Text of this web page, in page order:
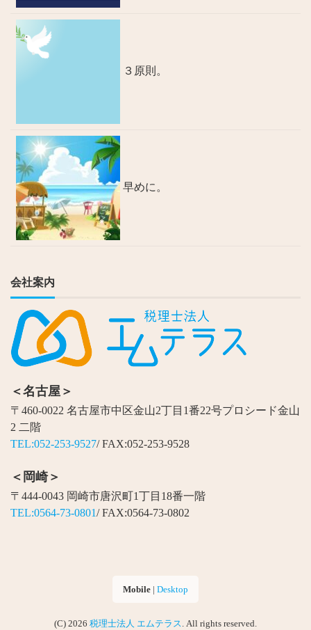
３原則。
早めに。
会社案内
＜名古屋＞
〒460-0022 名古屋市中区金山2丁目1番22号プロシード金山
2 二階
TEL:052-253-9527/ FAX:052-253-9528
＜岡崎＞
〒444-0043 岡崎市唐沢町1丁目18番一階
TEL:0564-73-0801/ FAX:0564-73-0802
Mobile | Desktop
(C) 2026 税理士法人 エムテラス . All rights reserved.